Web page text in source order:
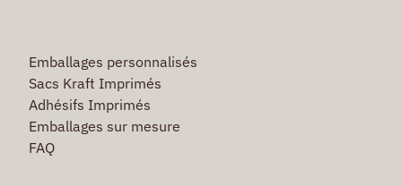
Emballages personnalisés
Sacs Kraft Imprimés
Adhésifs Imprimés
Emballages sur mesure
FAQ